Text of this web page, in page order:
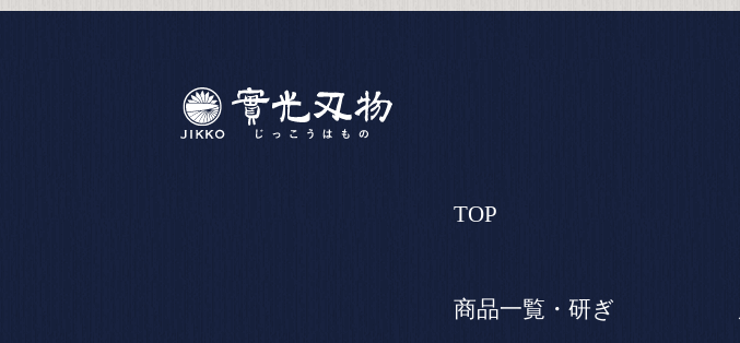
TOP
商品一覧・研ぎ